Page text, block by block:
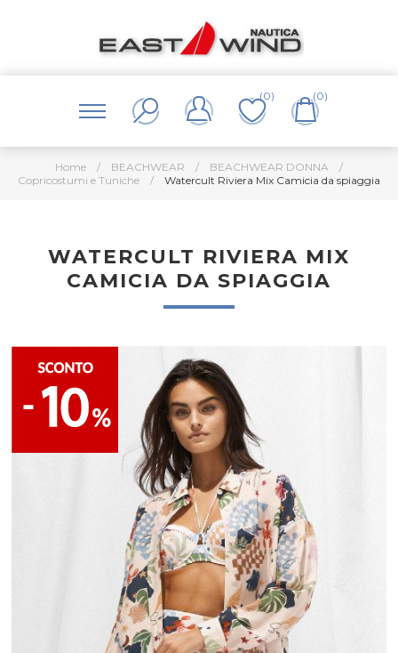
(0) (0)
Home / BEACHWEAR / BEACHWEAR DONNA
/
Copricostumi e Tuniche
/ Watercult Riviera Mix Camicia da spiaggia
WATERCULT RIVIERA MIX
CAMICIA DA SPIAGGIA